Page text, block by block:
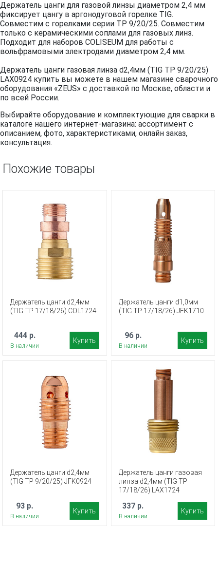
Держатель цанги для газовой линзы диаметром 2,4 мм
фиксирует цангу в аргонодуговой горелке TIG.
Совместим с горелками серии TP 9/20/25. Совместим
только с керамическими соплами для газовых линз.
Подходит для наборов COLISEUM для работы с
вольфрамовыми электродами диаметром 2,4 мм.
Держатель цанги газовая линза d2,4мм (TIG TP 9/20/25)
LAX0924 купить вы можете в нашем магазине сварочного
оборудования «ZEUS» с доставкой по Москве, области и
по всей России.
Выбирайте оборудование и комплектующие для сварки в
каталоге нашего интернет-магазина: ассортимент с
описанием, фото, характеристиками, онлайн заказ,
консультация.
Похожие товары
Держатель цанги d2,4мм
(TIG TP 17/18/26) COL1724
444 р.
В наличии
Купить
Держатель цанги d1,0мм
(TIG TP 17/18/26) JFK1710
96 р.
В наличии
Купить
Держатель цанги d2,4мм
(TIG TP 9/20/25) JFK0924
93 р.
В наличии
Купить
Держатель цанги газовая
линза d2,4мм (TIG TP
17/18/26) LAX1724
337 р.
В наличии
Купить